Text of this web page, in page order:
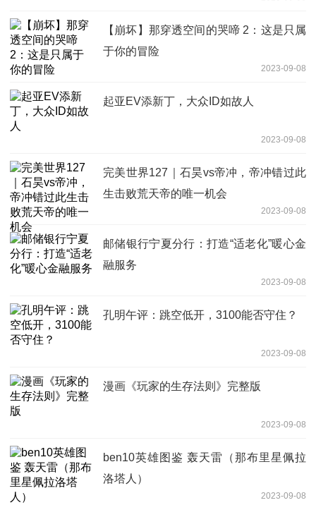
【崩坏】那穿透空间的哭啼 2：这是只属
于你的冒险
2023-09-08
起亚EV添新丁，大众ID如故人
2023-09-08
完美世界127｜石昊vs帝冲，帝冲错过此
生击败荒天帝的唯一机会
2023-09-08
邮储银行宁夏分行：打造“适老化”暖心金
融服务
2023-09-08
孔明午评：跳空低开，3100能否守住？
2023-09-08
漫画《玩家的生存法则》完整版
2023-09-08
ben10英雄图鉴 轰天雷（那布里星佩拉
洛塔人）
2023-09-08